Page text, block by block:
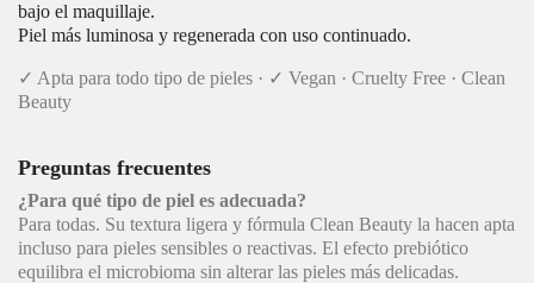
bajo el maquillaje.
Piel más luminosa y regenerada con uso continuado.
✓ Apta para todo tipo de pieles · ✓ Vegan · Cruelty Free · Clean
Beauty
Preguntas frecuentes
¿Para qué tipo de piel es adecuada?
Para todas. Su textura ligera y fórmula Clean Beauty la hacen apta
incluso para pieles sensibles o reactivas. El efecto prebiótico
equilibra el microbioma sin alterar las pieles más delicadas.